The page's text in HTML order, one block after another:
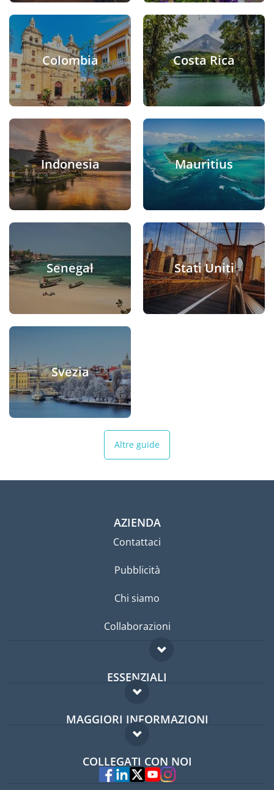
Colombia Costa Rica
Indonesia Mauritius
Senegal Stati Uniti
Svezia
Altre guide
AZIENDA
Contattaci
Pubblicità
Chi siamo
Collaborazioni
ESSENZIALI
Forum per expat
Guida per expat
MAGGIORI INFORMAZIONI
Domande frequenti
Esperti
COLLEGATI CON NOI